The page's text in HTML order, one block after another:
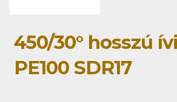
450/30° hosszú
PE100 SDR17